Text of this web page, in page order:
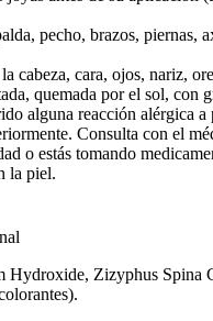
pecho, brazos, piernas,
cabeza, cara, ojos, nariz,
quemada por el sol, con
alguna reacción alérgica a
Consulta con el
o estás tomando
la piel.
Hydroxide, Zizyphus Spina